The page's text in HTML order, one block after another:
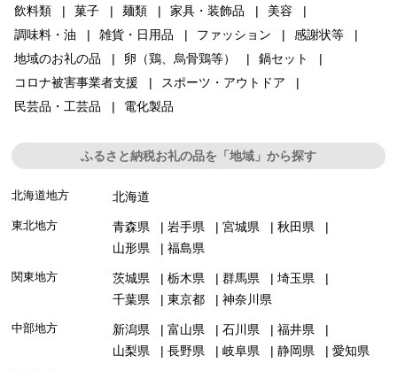
飲料類
菓子 麺類 家具・装飾品
美容
調味料・油
雑貨・日用品 ファッション
感謝状等
地域のお礼の品
卵（鶏、烏骨鶏等）
鍋セット
コロナ被害事業者支援
スポーツ・アウトドア
民芸品・工芸品
電化製品
ふるさと納税お礼の品を「地域」から探す
北海道地方 北海道
東北地方 青森県 岩手県 宮城県
秋田県
山形県
福島県
関東地方 茨城県 栃木県 群馬県
埼玉県
千葉県
東京都 神奈川県
中部地方 新潟県 富山県 石川県
福井県
山梨県
長野県 岐阜県 静岡県 愛知県